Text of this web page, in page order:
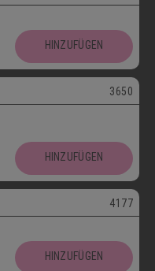
HINZUFÜGEN
3650
HINZUFÜGEN
4177
HINZUFÜGEN